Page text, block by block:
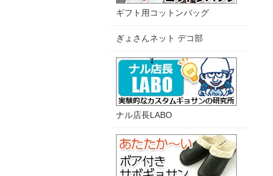
ギフト用コットンバッグ
ぎょさんネット デコ部
ナル店長LABO